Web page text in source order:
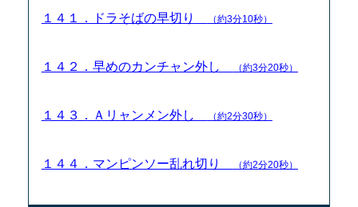
１４１．ドラそばの早切り （約3分10秒）
１４２．早めのカンチャン外し （約3分20秒）
１４３．Ａリャンメン外し （約2分30秒）
１４４．マンピンソー乱れ切り （約2分20秒）